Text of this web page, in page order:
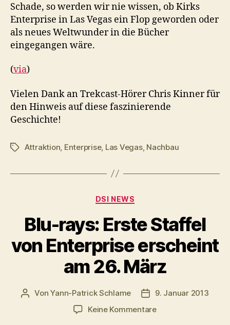
Schade, so werden wir nie wissen, ob Kirks
Enterprise in Las Vegas ein Flop geworden oder
als neues Weltwunder in die Bücher
eingegangen wäre.
(via)
Vielen Dank an Trekcast-Hörer Chris Kinner für
den Hinweis auf diese faszinierende
Geschichte!
Schlagwörter
Attraktion Enterprise, Las Vegas, Nachbau
Kategorien
DSI NEWS
Blu-rays: Erste Staffel
von Enterprise erscheint
am 26. März
Beitragsautor
VonYann-Patrick Schlame
9. Januar 2013
Keine Kommentarezu